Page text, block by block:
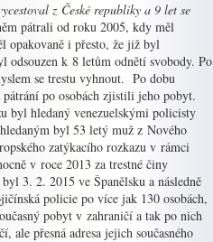
z České republiky a 9 let se
pátrali od roku 2005, kdy měl
opakovaně i přesto, že již byl
odsouzen k 8 letům odnětí svobody. Po
se trestu vyhnout. Po dobu
po osobách zjistili jeho pobyt.
byl hledaný venezuelskými policisty
byl 53 letý muž z Nového
zatýkacího rozkazu v rámci
v roce 2013 za trestné činy
3. 2. 2015 ve Španělsku a následně
policie po více jak 130 osobách,
pobyt v zahraničí a tak po nich
ale přesná adresa jejich současného